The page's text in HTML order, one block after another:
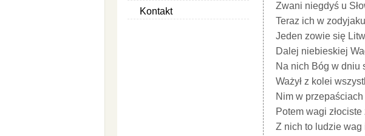
Kontakt
Zwani niegdyś u
Teraz ich w
Jeden zowie się
Dalej niebieskiej
Na nich Bóg w dniu
Ważył z kolei
Nim w
Potem wagi
Z nich to ludzie